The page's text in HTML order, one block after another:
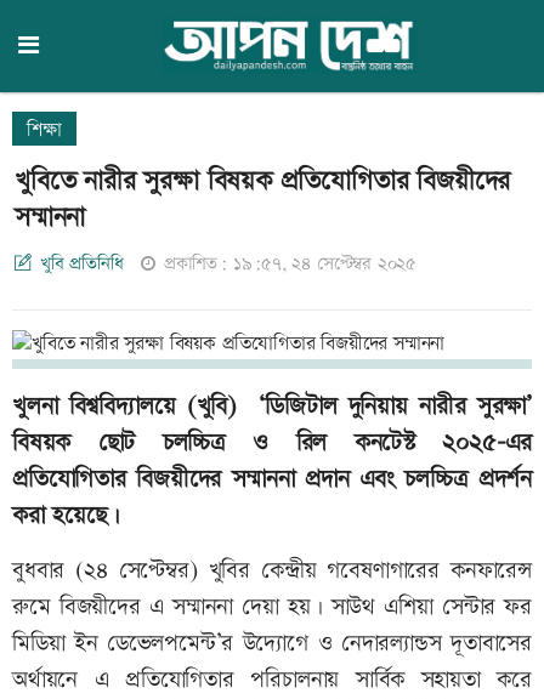
শিক্ষা
খুবিতে নারীর সুরক্ষা বিষয়ক প্রতিযোগিতার বিজয়ীদের
সম্মাননা
খুবি প্রতিনিধি প্রকাশিত: ১৯:৫৭, ২৪ সেপ্টেম্বর ২০২৫
খুলনা বিশ্ববিদ্যালয়ে (খুবি) ‘ডিজিটাল দুনিয়ায় নারীর সুরক্ষা’
বিষয়ক ছোট চলচ্চিত্র ও রিল কনটেস্ট ২০২৫-এর
প্রতিযোগিতার বিজয়ীদের সম্মাননা প্রদান এবং চলচ্চিত্র প্রদর্শন
করা হয়েছে।
বুধবার (২৪ সেপ্টেম্বর) খুবির কেন্দ্রীয় গবেষণাগারের কনফারেন্স
রুমে বিজয়ীদের এ সম্মাননা দেয়া হয়। সাউথ এশিয়া সেন্টার ফর
মিডিয়া ইন ডেভেলপমেন্ট’র উদ্যোগে ও নেদারল্যান্ডস দূতাবাসের
অর্থায়নে এ প্রতিযোগিতার পরিচালনায় সার্বিক সহায়তা করে